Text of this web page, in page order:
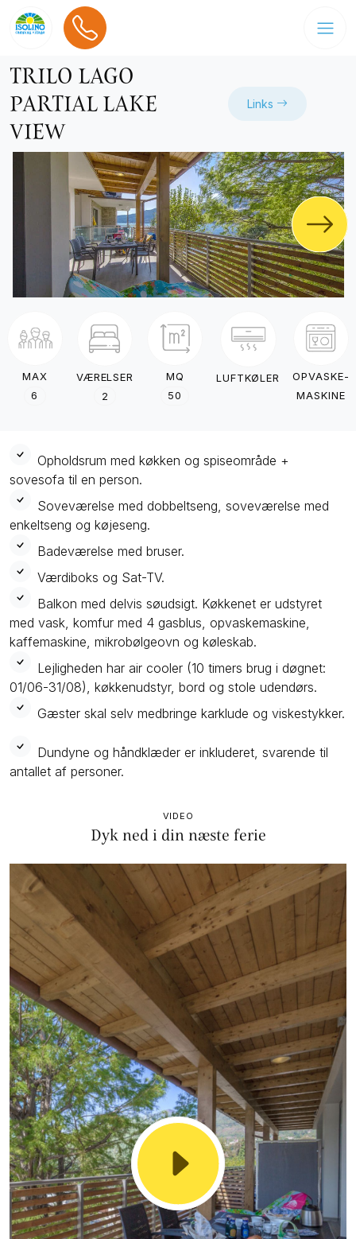
TRILO LAGO
PARTIAL LAKE
VIEW
Links
MAX
6
VÆRELSER
2
MQ
50
LUFTKØLER
OPVASKE-
MASKINE
Opholdsrum med køkken og spiseområde +
sovesofa til en person.
Soveværelse med dobbeltseng, soveværelse med
enkeltseng og køjeseng.
Badeværelse med bruser.
Værdiboks og Sat-TV.
Balkon med delvis søudsigt. Køkkenet er udstyret
med vask, komfur med 4 gasblus, opvaskemaskine,
kaffemaskine, mikrobølgeovn og køleskab.
Lejligheden har air cooler (10 timers brug i døgnet:
01/06-31/08), køkkenudstyr, bord og stole udendørs.
Gæster skal selv medbringe karklude og viskestykker.
Dundyne og håndklæder er inkluderet, svarende til
antallet af personer.
VIDEO
Dyk ned i din næste ferie